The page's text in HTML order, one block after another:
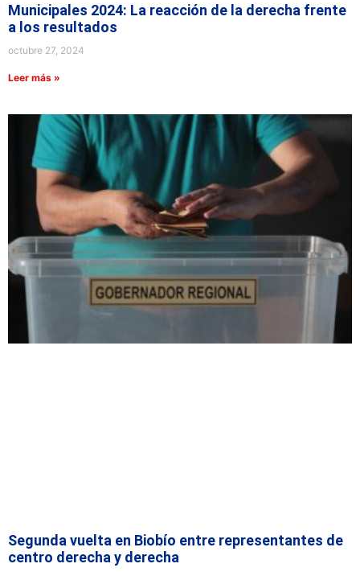
Municipales 2024: La reacción de la derecha frente
a los resultados
octubre 27, 2024
Leer más »
Segunda vuelta en Biobío entre representantes de
centro derecha y derecha